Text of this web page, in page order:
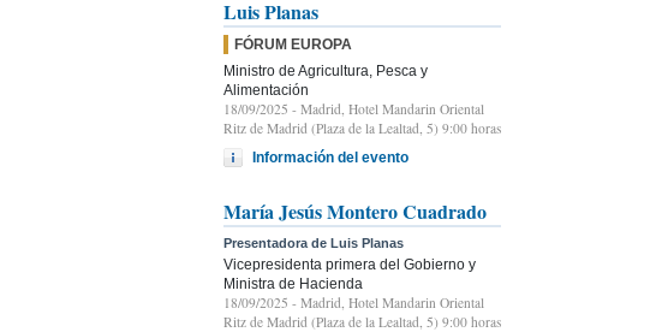
Luis Planas
FÓRUM EUROPA
Ministro de Agricultura, Pesca y
Alimentación
18/09/2025 - Madrid, Hotel Mandarin Oriental
Ritz de Madrid (Plaza de la Lealtad, 5) 9:00 horas
Información del evento
María Jesús Montero Cuadrado
Presentadora de Luis Planas
Vicepresidenta primera del Gobierno y
Ministra de Hacienda
18/09/2025 - Madrid, Hotel Mandarin Oriental
Ritz de Madrid (Plaza de la Lealtad, 5) 9:00 horas